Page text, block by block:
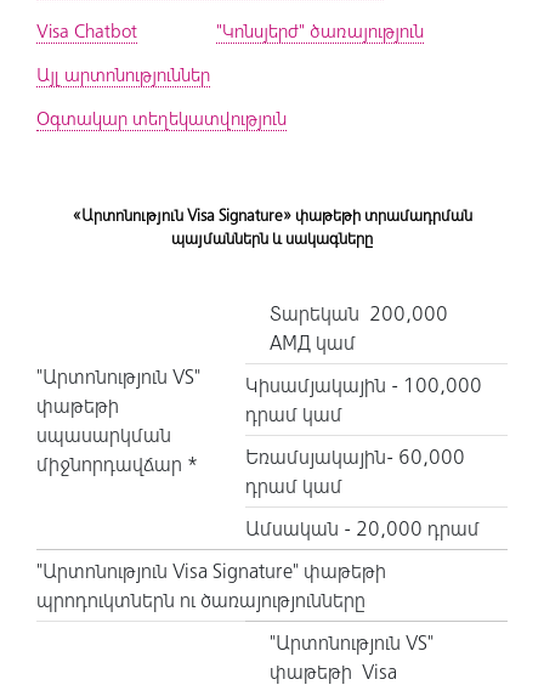
Visa Chatbot
"Կոնսյերժ" ծառայություն
Այլ արտոնություններ
Օգտակար տեղեկատվություն
«Արտոնություն Visa Signature» փաթեթի տրամադրման
պայմաններն և սակագները
"Արտոնություն VS"
փաթեթի
սպասարկման
միջնորդավճար *
Տարեկան 200,000
АМД կամ
Կիսամյակային - 100,000
դրամ կամ
Եռամսյակային- 60,000
դրամ կամ
Ամսական - 20,000 դրամ
"Արտոնություն Visa Signature" փաթեթի
պրոդուկտներն ու ծառայությունները
"Արտոնություն VS"
փաթեթի Visa